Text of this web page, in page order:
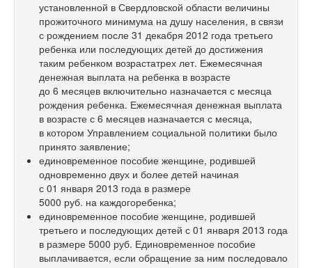
установленной в Свердловской области величины
прожиточного минимума на душу населения, в связи
с рождением после 31 декабря 2012 года третьего
ребенка или последующих детей до достижения
таким ребенком возрастатрех лет. Ежемесячная
денежная выплата на ребенка в возрасте
до 6 месяцев включительно назначается с месяца
рождения ребенка. Ежемесячная денежная выплата
в возрасте с 6 месяцев назначается с месяца,
в котором Управлением социальной политики было
принято заявление;
единовременное пособие женщине, родившей
одновременно двух и более детей начиная
с 01 января 2013 года в размере
5000 руб. на каждогоребенка;
единовременное пособие женщине, родившей
третьего и последующих детей с 01 января 2013 года
в размере 5000 руб. Единовременное пособие
выплачивается, если обращение за ним последовало